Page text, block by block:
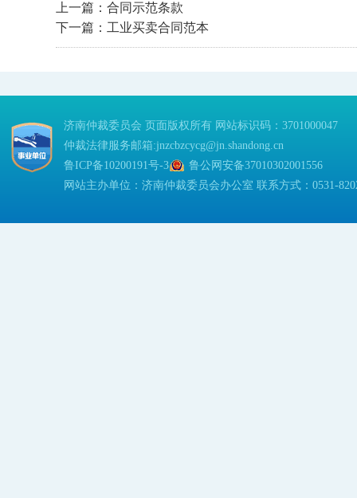
上一篇： 合同示范条款
下一篇： 工业买卖合同范本
济南仲裁委员会 页面版权所有 网站标识码：3701000047
仲裁法律服务邮箱:jnzcbzcycg@jn.shandong.cn
鲁ICP备10200191号-3
鲁公网安备37010302001556
网站主办单位：济南仲裁委员会办公室 联系方式：0531-